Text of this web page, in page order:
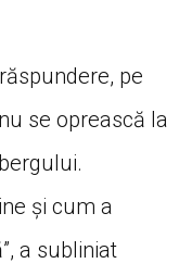
pe
se oprească la
și cum a
a subliniat